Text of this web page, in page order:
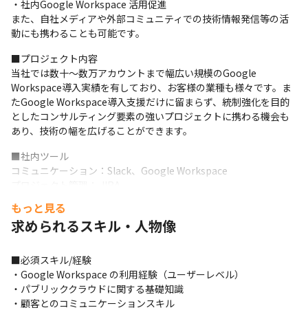
・社内Google Workspace 活用促進
また、自社メディアや外部コミュニティでの技術情報発信等の活
動にも携わることも可能です。
■プロジェクト内容
当社では数十～数万アカウントまで幅広い規模のGoogle
Workspace導入実績を有しており、お客様の業種も様々です。ま
たGoogle Workspace導入支援だけに留まらず、統制強化を目的
としたコンサルティング要素の強いプロジェクトに携わる機会も
あり、技術の幅を広げることができます。
■社内ツール
コミュニケーション：Slack、Google Workspace
ナレッジ管理：Confluence
もっと見る
求められるスキル・人物像
■必須スキル/経験
・Google Workspace の利用経験（ユーザーレベル）
・パブリッククラウドに関する基礎知識
・顧客とのコミュニケーションスキル